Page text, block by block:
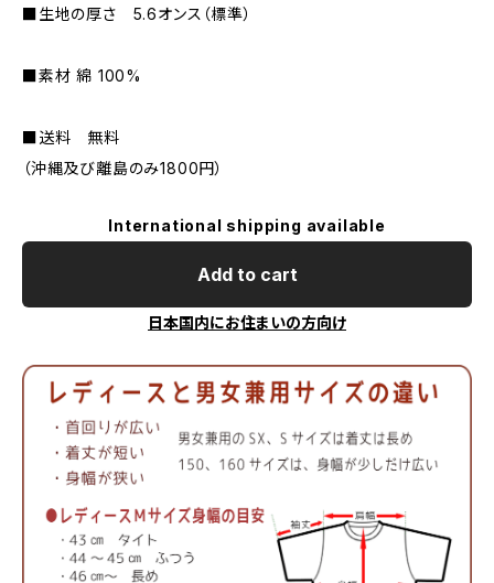
■生地の厚さ 5.6オンス（標準）
■素材 綿 100%
■送料 無料
（沖縄及び離島のみ1800円）
International shipping available
Add to cart
日本国内にお住まいの方向け